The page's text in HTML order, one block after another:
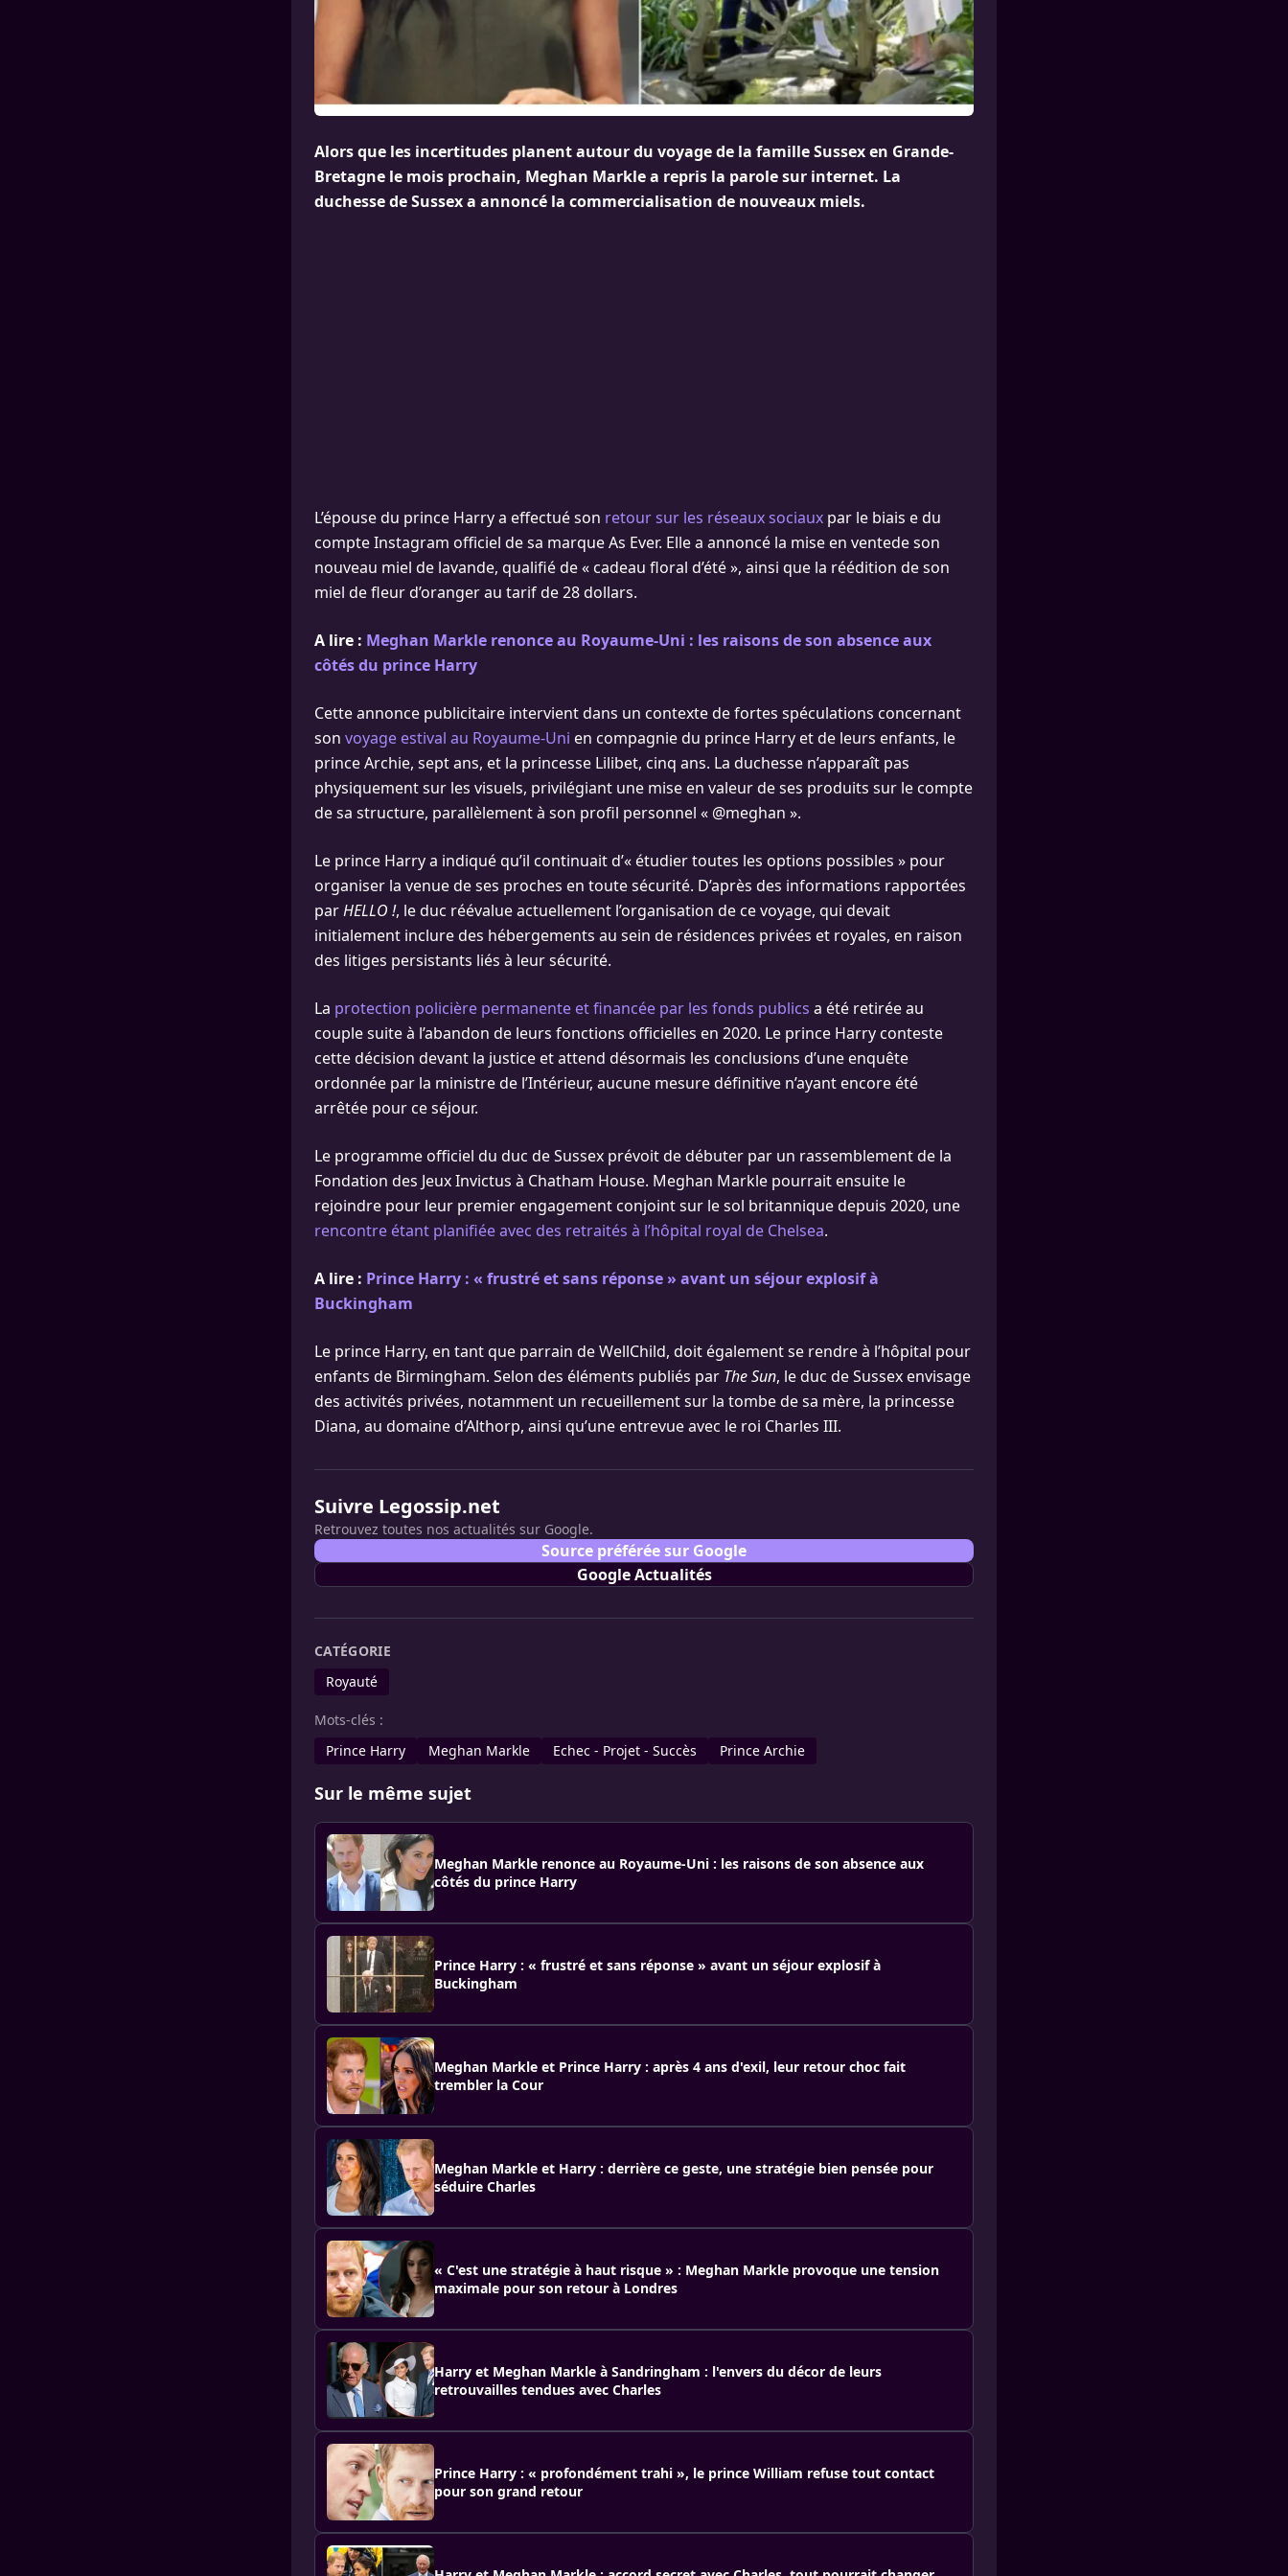
Alors que les incertitudes planent autour du voyage de la famille Sussex en Grande-
Bretagne le mois prochain, Meghan Markle a repris la parole sur internet. La
duchesse de Sussex a annoncé la commercialisation de nouveaux miels.
L’épouse du prince Harry a effectué son retour sur les réseaux sociaux par le biais e du
compte Instagram officiel de sa marque As Ever. Elle a annoncé la mise en ventede son
nouveau miel de lavande, qualifié de « cadeau floral d’été », ainsi que la réédition de son
miel de fleur d’oranger au tarif de 28 dollars.
A lire : Meghan Markle renonce au Royaume-Uni : les raisons de son absence aux
côtés du prince Harry
Cette annonce publicitaire intervient dans un contexte de fortes spéculations concernant
son voyage estival au Royaume-Uni en compagnie du prince Harry et de leurs enfants, le
prince Archie, sept ans, et la princesse Lilibet, cinq ans. La duchesse n’apparaît pas
physiquement sur les visuels, privilégiant une mise en valeur de ses produits sur le compte
de sa structure, parallèlement à son profil personnel « @meghan ».
Le prince Harry a indiqué qu’il continuait d’« étudier toutes les options possibles » pour
organiser la venue de ses proches en toute sécurité. D’après des informations rapportées
parHELLO !, le duc réévalue actuellement l’organisation de ce voyage, qui devait
initialement inclure des hébergements au sein de résidences privées et royales, en raison
des litiges persistants liés à leur sécurité.
La protection policière permanente et financée par les fonds publics a été retirée au
couple suite à l’abandon de leurs fonctions officielles en 2020. Le prince Harry conteste
cette décision devant la justice et attend désormais les conclusions d’une enquête
ordonnée par la ministre de l’Intérieur, aucune mesure définitive n’ayant encore été
arrêtée pour ce séjour.
Le programme officiel du duc de Sussex prévoit de débuter par un rassemblement de la
Fondation des Jeux Invictus à Chatham House. Meghan Markle pourrait ensuite le
rejoindre pour leur premier engagement conjoint sur le sol britannique depuis 2020, une
rencontre étant planifiée avec des retraités à l’hôpital royal de Chelsea.
A lire : Prince Harry : « frustré et sans réponse » avant un séjour explosif à
Buckingham
Le prince Harry, en tant que parrain de WellChild, doit également se rendre à l’hôpital pour
enfants de Birmingham. Selon des éléments publiés par The Sun, le duc de Sussex envisage
des activités privées, notamment un recueillement sur la tombe de sa mère, la princesse
Diana, au domaine d’Althorp, ainsi qu’une entrevue avec le roi Charles III.
Suivre Legossip.net
Retrouvez toutes nos actualités sur Google.
Source préférée sur Google
Google Actualités
CATÉGORIE
Royauté
Mots-clés :
Prince Harry
Meghan Markle Echec - Projet - Succès Prince Archie
Sur le même sujet
Meghan Markle renonce au Royaume-Uni : les raisons de son absence aux
côtés du prince Harry
Prince Harry : « frustré et sans réponse » avant un séjour explosif à
Buckingham
Meghan Markle et Prince Harry : après 4 ans d'exil, leur retour choc fait
trembler la Cour
Meghan Markle et Harry : derrière ce geste, une stratégie bien pensée pour
séduire Charles
« C'est une stratégie à haut risque » : Meghan Markle provoque une tension
maximale pour son retour à Londres
Harry et Meghan Markle à Sandringham : l'envers du décor de leurs
retrouvailles tendues avec Charles
Prince Harry : « profondément trahi », le prince William refuse tout contact
pour son grand retour